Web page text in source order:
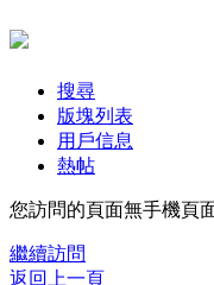
搜尋
版塊列表
用戶信息
熱帖
您訪問的頁面無手機頁
繼續訪問
返回上一頁